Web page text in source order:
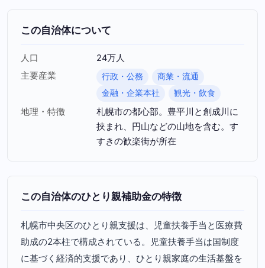
この自治体について
人口
24万人
主要産業
行政・公務
商業・流通
金融・企業本社
観光・飲食
地理・特徴
札幌市の都心部。豊平川と創成川に
挟まれ、円山などの山地を含む。す
すきの歓楽街が所在
この自治体のひとり親補助金の特徴
札幌市中央区のひとり親支援は、児童扶養手当と医療費
助成の2本柱で構成されている。児童扶養手当は国制度
に基づく経済的支援であり、ひとり親家庭の生活基盤を